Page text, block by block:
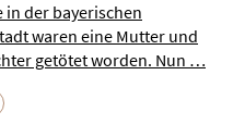
in der bayerischen
waren eine Mutter und
getötet worden. Nun …